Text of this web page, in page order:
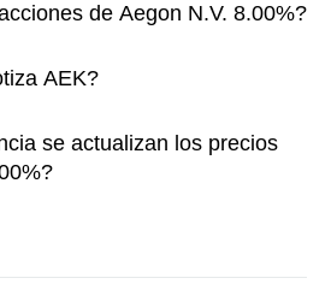
de Aegon N.V. 8.00%?
AEK?
se actualizan los precios